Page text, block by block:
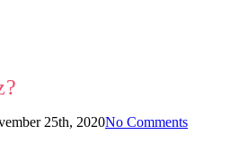
25th, 2020No Comments